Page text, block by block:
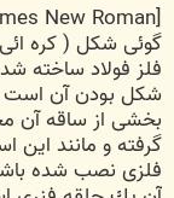
ت
گوئی شكل ( كره
فلز فولاد ساخته
شكل بودن آن است
بخشی از ساقه آن
گرفته و مانند
فلزی نصب شده